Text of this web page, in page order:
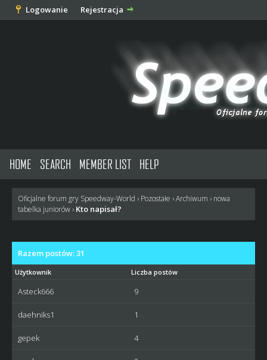
Logowanie Rejestracja
HOME SEARCH MEMBER LIST HELP
Oficjalne forum gry Speedway-World › Pozostałe ›Archiwum › nowa
tabelka juniorów › Kto napisał?
Razem postów: 31
Użytkownik Liczba postów
Asteck666 9
daehniks1 1
gepek 4